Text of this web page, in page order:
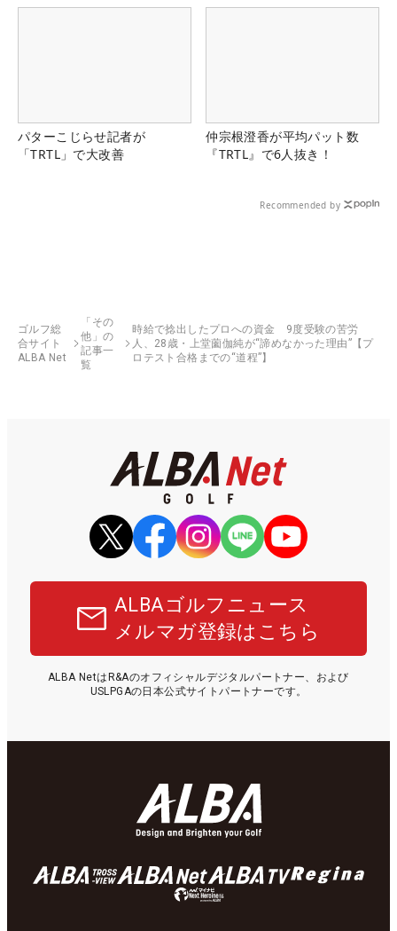
パターこじらせ記者が
「TRTL」で大改善
仲宗根澄香が平均パット数
『TRTL』で6人抜き！
Recommended by
ゴルフ総
合サイト
ALBA Net
「その
他」の
記事一
覧
時給で捻出したプロへの資金 9度受験の苦労
人、28歳・上堂薗伽純が“諦めなかった理由”【プ
ロテスト合格までの“道程”】
ALBAゴルフニュース
メルマガ登録はこちら
ALBA NetはR&Aのオフィシャルデジタルパートナー、および
USLPGAの日本公式サイトパートナーです。